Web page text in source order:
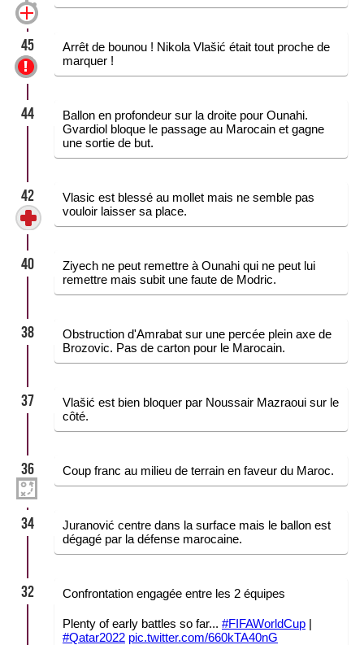
45
Arrêt de bounou ! Nikola Vlašić était tout proche de
marquer !
44
Ballon en profondeur sur la droite pour Ounahi.
Gvardiol bloque le passage au Marocain et gagne
une sortie de but.
42
Vlasic est blessé au mollet mais ne semble pas
vouloir laisser sa place.
40
Ziyech ne peut remettre à Ounahi qui ne peut lui
remettre mais subit une faute de Modric.
38
Obstruction d'Amrabat sur une percée plein axe de
Brozovic. Pas de carton pour le Marocain.
37
Vlašić est bien bloquer par Noussair Mazraoui sur le
côté.
36 Coup franc au milieu de terrain en faveur du Maroc.
34
Juranović centre dans la surface mais le ballon est
dégagé par la défense marocaine.
32 Confrontation engagée entre les 2 équipes
Plenty of early battles so far... #FIFAWorldCup |
#Qatar2022 pic.twitter.com/660kTA40nG